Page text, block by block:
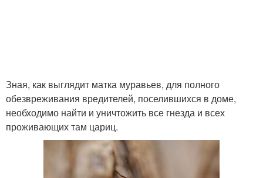
Зная, как выглядит матка муравьев, для полного
обезвреживания вредителей, поселившихся в доме,
необходимо найти и уничтожить все гнезда и всех
проживающих там цариц.